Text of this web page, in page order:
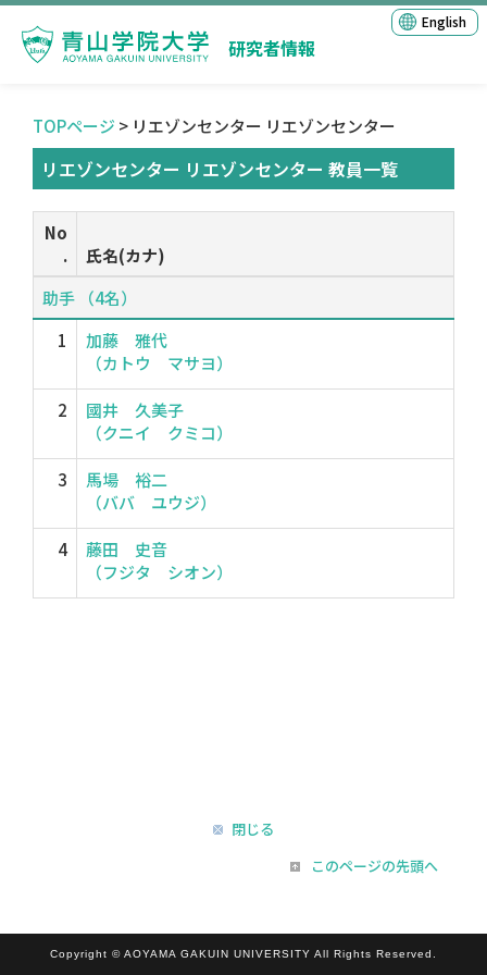
研究者情報
English
TOPページ > リエゾンセンター リエゾンセンター
リエゾンセンター リエゾンセンター 教員一覧
No
.
氏名(カナ)
助手 （4名）
1
加藤 雅代
（カトウ マサヨ）
2
國井 久美子
（クニイ クミコ）
3
馬場 裕二
（ババ ユウジ）
4
藤田 史音
（フジタ シオン）
閉じる
このページの先頭へ
Copyright © AOYAMA GAKUIN UNIVERSITY All Rights Reserved.